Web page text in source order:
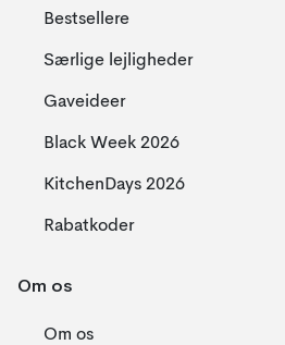
Bestsellere
Særlige lejligheder
Gaveideer
Black Week 2026
KitchenDays 2026
Rabatkoder
Om os
Om os